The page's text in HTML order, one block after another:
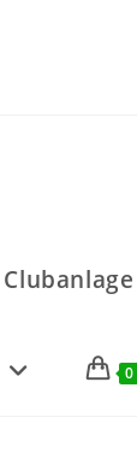
Clubanlage
0